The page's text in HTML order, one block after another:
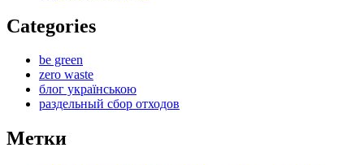
Categories
be green
zero waste
блог українською
раздельный сбор отходов
Метки